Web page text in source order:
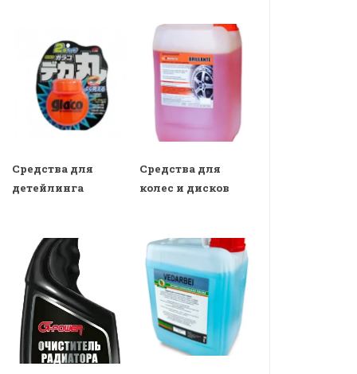
Средства для
детейлинга
Средства для
колес и дисков